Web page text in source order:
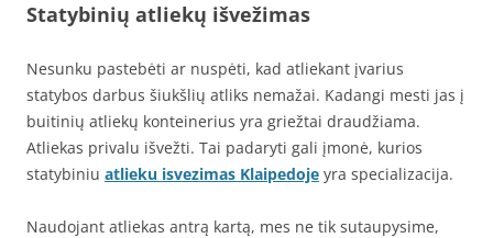
Statybinių atliekų išvežimas
Nesunku pastebėti ar nuspėti, kad atliekant įvarius
statybos darbus šiukšlių atliks nemažai. Kadangi mesti jas į
buitinių atliekų konteinerius yra griežtai draudžiama.
Atliekas privalu išvežti. Tai padaryti gali įmonė, kurios
statybiniu atlieku isvezimas Klaipedoje yra specializacija.
Naudojant atliekas antrą kartą, mes ne tik sutaupysime,